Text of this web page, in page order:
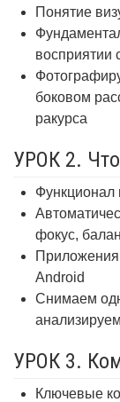
Понятие
восприятии
боковом
ракурса
УРОК 2.
фокус,
Android
Снимаем
УРОК 3.
Ключевые